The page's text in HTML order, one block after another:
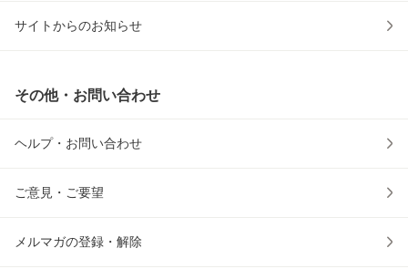
サイトからのお知らせ
その他・お問い合わせ
ヘルプ・お問い合わせ
ご意見・ご要望
メルマガの登録・解除